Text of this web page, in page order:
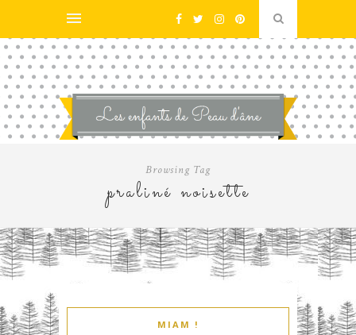
Browsing Tag
praliné noisette
MIAM !